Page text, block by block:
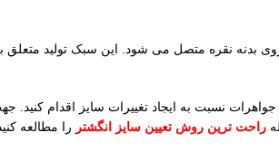
بدنه نقره متصل می شود. این سبک تولید
میتوانید در مراکز تعمیرات طلا و جواهرات نسبت به ایجاد تغییرات
راحت ترین روش تعیین سایز انگشتر را مطالعه